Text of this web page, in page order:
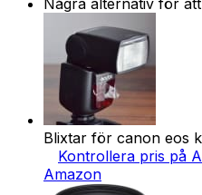
Några alternativ för
Blixtar för canon eos
Kontrollera pris på
Amazon